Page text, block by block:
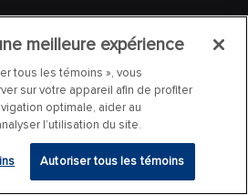
meilleure expérience
tous les témoins », vous
sur votre appareil afin de profiter
optimale, aider au
l’utilisation du site.
Autoriser tous les témoins